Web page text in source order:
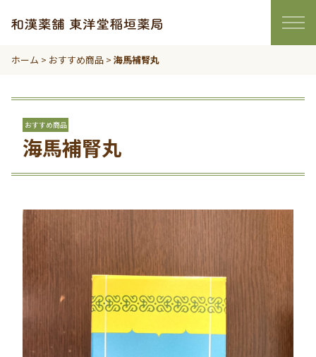
ホーム > おすすめ商品 > 海馬補腎丸
おすすめ商品
海馬補腎丸